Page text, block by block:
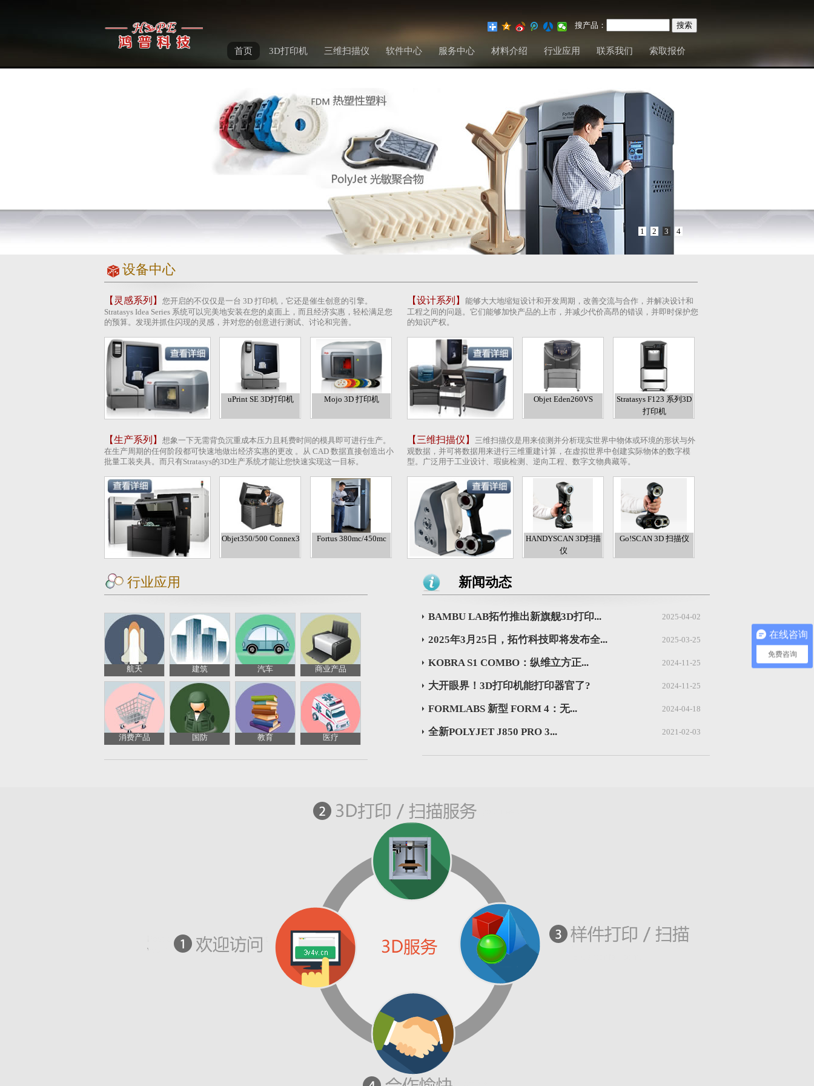
搜产品：
首页 3D打印机 三维扫描仪 软件中心 服务中心 材料介绍 行业应用 联系我们 索取报价
1 2 3 4
设备中心
【灵感系列】
您开启的不仅仅是一台 3D 打印机，它还是催生创意的引擎。
Stratasys Idea Series 系统可以完美地安装在您的桌面上，而且经济实惠，轻松满足您
的预算。发现并抓住闪现的灵感，并对您的创意进行测试、讨论和完善。
uPrint SE 3D打印机 Mojo 3D 打印机
【设计系列】
能够大大地缩短设计和开发周期，改善交流与合作，并解决设计和
工程之间的问题。它们能够加快产品的上市，并减少代价高昂的错误，并即时保护您
的知识产权。
Objet Eden260VS
Stratasys F123 系列3D
打印机
【生产系列】
想象一下无需背负沉重成本压力且耗费时间的模具即可进行生产。
在生产周期的任何阶段都可快速地做出经济实惠的更改 。从 CAD 数据直接创造出小
批量工装夹具。而只有Stratasys的3D生产系统才能让您快速实现这一目标。
Objet350/500 Connex3 Fortus 380mc/450mc
【三维扫描仪】
三维扫描仪是用来侦测并分析现实世界中物体或环境的形状与外
观数据，并可将数据用来进行三维重建计算，在虚拟世界中创建实际物体的数字模
型。广泛用于工业设计、瑕疵检测、逆向工程、数字文物典藏等。
HANDYSCAN 3D扫描
仪
Go!SCAN 3D 扫描仪
行业应用
航天 建筑 汽车 商业产品
消费产品 国防 教育 医疗
新闻动态
2025-04-02
BAMBU LAB拓竹推出新旗舰3D打印...
2025-03-25
2025年3月25日，拓竹科技即将发布全...
2024-11-25
KOBRA S1 COMBO：纵维立方正...
2024-11-25
大开眼界！3D打印机能打印器官了?
2024-04-18
FORMLABS 新型 FORM 4：无...
2021-02-03
全新POLYJET J850 PRO 3...
在线咨询
免费咨询